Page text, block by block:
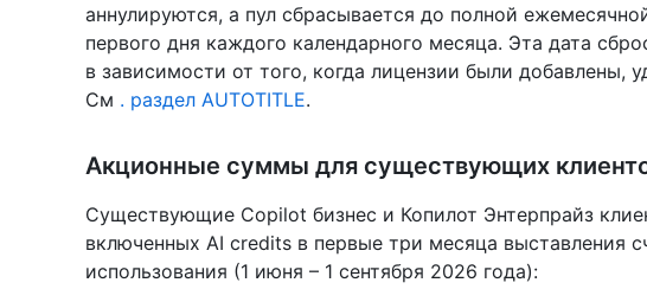
аннулируются, а пул сбрасывается до полной
первого дня каждого календарного месяца. Эта дата
в зависимости от того, когда лицензии были добавлены,
См . раздел AUTOTITLE.
Акционные суммы для существующих
Существующие Copilot бизнес и Копилот Энтерпрайз
включенных AI credits в первые три месяца выставления
использования (1 июня – 1 сентября 2026 года):